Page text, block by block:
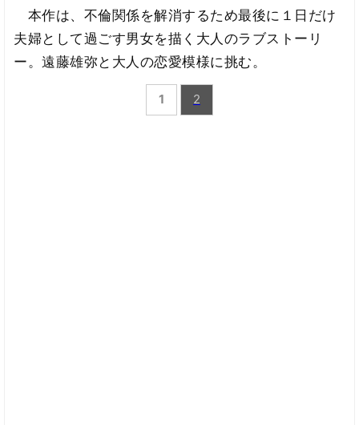
本作は、不倫関係を解消するため最後に１日だけ
夫婦として過ごす男女を描く大人のラブストーリ
ー。遠藤雄弥と大人の恋愛模様に挑む。
1 2